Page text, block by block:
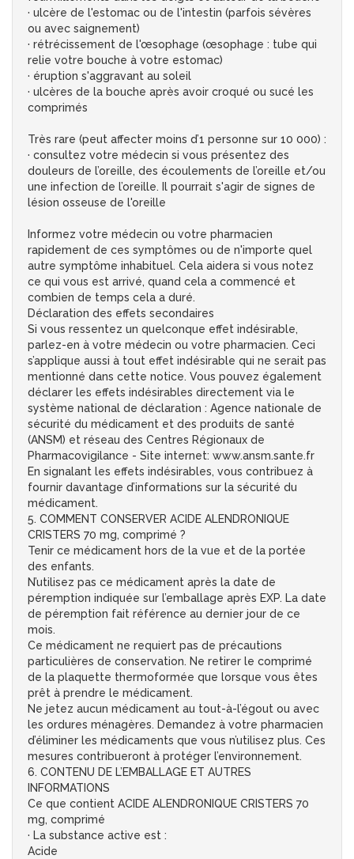
· ulcère de l'estomac ou de l'intestin (parfois sévères
ou avec saignement)
· rétrécissement de l'œsophage (œsophage : tube qui
relie votre bouche à votre estomac)
· éruption s'aggravant au soleil
· ulcères de la bouche après avoir croqué ou sucé les
comprimés
Très rare (peut affecter moins d’1 personne sur 10 000) :
· consultez votre médecin si vous présentez des
douleurs de l’oreille, des écoulements de l’oreille et/ou
une infection de l’oreille. Il pourrait s'agir de signes de
lésion osseuse de l'oreille
Informez votre médecin ou votre pharmacien
rapidement de ces symptômes ou de n'importe quel
autre symptôme inhabituel. Cela aidera si vous notez
ce qui vous est arrivé, quand cela a commencé et
combien de temps cela a duré.
Déclaration des effets secondaires
Si vous ressentez un quelconque effet indésirable,
parlez-en à votre médecin ou votre pharmacien. Ceci
s’applique aussi à tout effet indésirable qui ne serait pas
mentionné dans cette notice. Vous pouvez également
déclarer les effets indésirables directement via le
système national de déclaration : Agence nationale de
sécurité du médicament et des produits de santé
(ANSM) et réseau des Centres Régionaux de
Pharmacovigilance - Site internet: www.ansm.sante.fr
En signalant les effets indésirables, vous contribuez à
fournir davantage d’informations sur la sécurité du
médicament.
5. COMMENT CONSERVER ACIDE ALENDRONIQUE
CRISTERS 70 mg, comprimé ?
Tenir ce médicament hors de la vue et de la portée
des enfants.
N’utilisez pas ce médicament après la date de
péremption indiquée sur l’emballage après EXP. La date
de péremption fait référence au dernier jour de ce
mois.
Ce médicament ne requiert pas de précautions
particulières de conservation. Ne retirer le comprimé
de la plaquette thermoformée que lorsque vous êtes
prêt à prendre le médicament.
Ne jetez aucun médicament au tout-à-l’égout ou avec
les ordures ménagères. Demandez à votre pharmacien
d’éliminer les médicaments que vous n’utilisez plus. Ces
mesures contribueront à protéger l’environnement.
6. CONTENU DE L’EMBALLAGE ET AUTRES
INFORMATIONS
Ce que contient ACIDE ALENDRONIQUE CRISTERS 70
mg, comprimé
· La substance active est :
Acide